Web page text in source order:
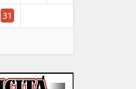
31